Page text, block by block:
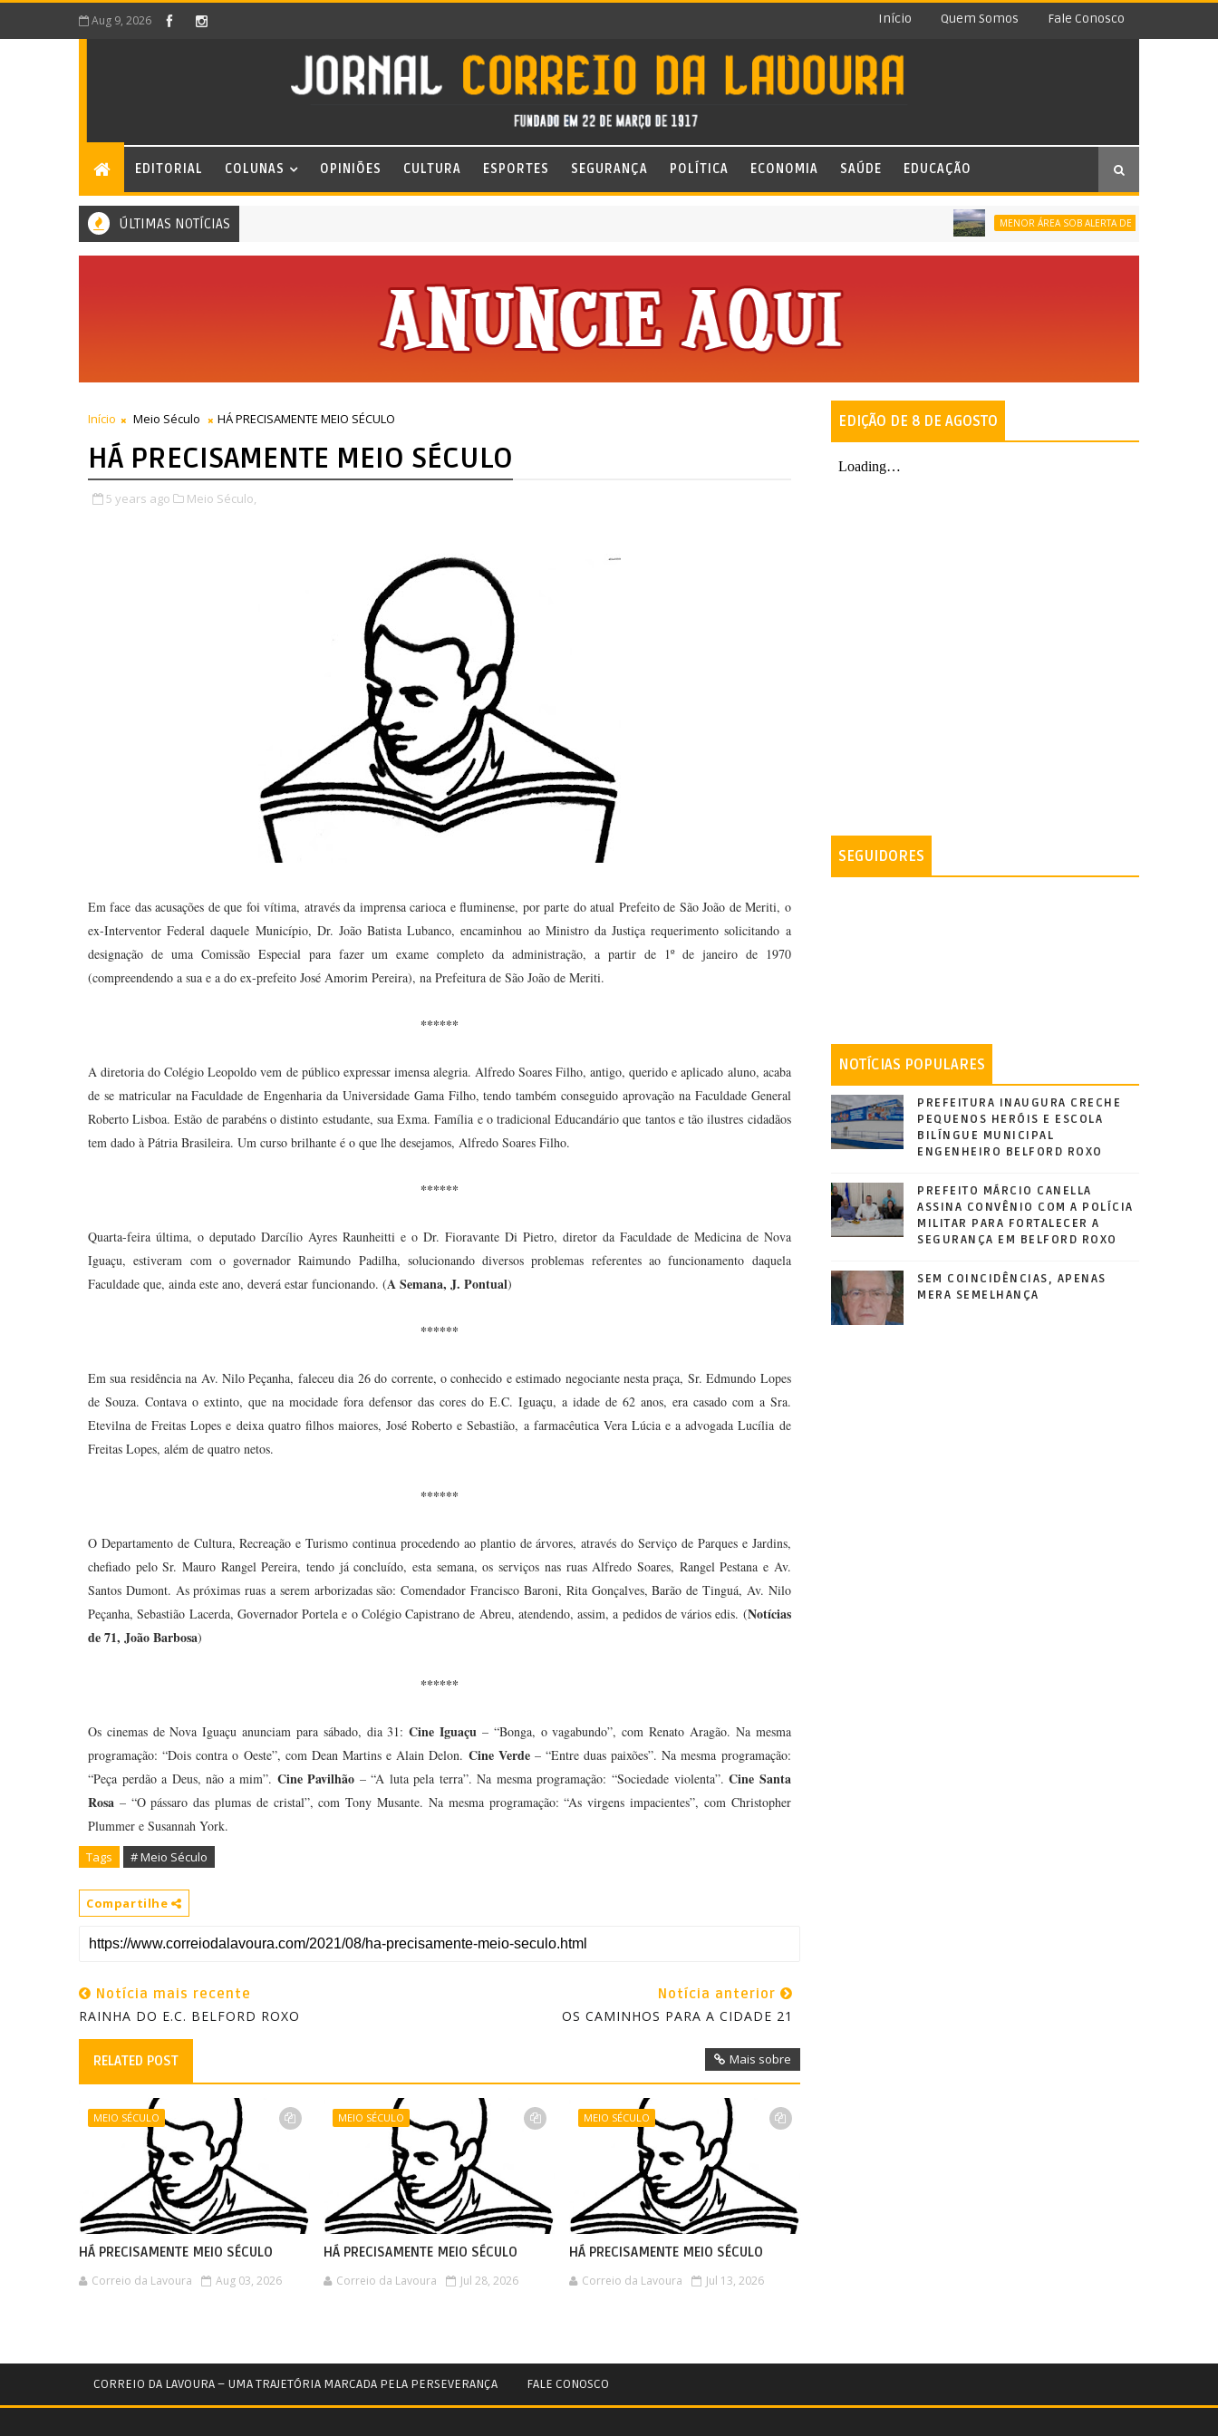
Aug 9, 2026 Início Quem Somos Fale Conosco
EDITORIAL COLUNAS OPINIÕES CULTURA ESPORTES SEGURANÇA POLÍTICA ECONOMIA SAÚDE EDUCAÇÃO
ÚLTIMAS NOTÍCIAS MENOR ÁREA SOB ALERTA DE DESMATAMENTO DA
Início Meio Século HÁ PRECISAMENTE MEIO SÉCULO
HÁ PRECISAMENTE MEIO SÉCULO
5 years ago Meio Século,
Em face das acusações de que foi vítima, através da imprensa carioca e fluminense, por parte do atual Prefeito de São João de Meriti, o
ex-Interventor Federal daquele Município, Dr. João Batista Lubanco, encaminhou ao Ministro da Justiça requerimento solicitando a
designação de uma Comissão Especial para fazer um exame completo da administração, a partir de 1º de janeiro de 1970
(compreendendo a sua e a do ex-prefeito José Amorim Pereira), na Prefeitura de São João de Meriti.
******
A diretoria do Colégio Leopoldo vem de público expressar imensa alegria. Alfredo Soares Filho, antigo, querido e aplicado aluno, acaba
de se matricular na Faculdade de Engenharia da Universidade Gama Filho, tendo também conseguido aprovação na Faculdade General
Roberto Lisboa. Estão de parabéns o distinto estudante, sua Exma. Família e o tradicional Educandário que tantos e tão ilustres cidadãos
tem dado à Pátria Brasileira. Um curso brilhante é o que lhe desejamos, Alfredo Soares Filho.
******
Quarta-feira última, o deputado Darcílio Ayres Raunheitti e o Dr. Fioravante Di Pietro, diretor da Faculdade de Medicina de Nova
Iguaçu, estiveram com o governador Raimundo Padilha, solucionando diversos problemas referentes ao funcionamento daquela
Faculdade que, ainda este ano, deverá estar funcionando. (A Semana, J. Pontual)
******
Em sua residência na Av. Nilo Peçanha, faleceu dia 26 do corrente, o conhecido e estimado negociante nesta praça, Sr. Edmundo Lopes
de Souza. Contava o extinto, que na mocidade fora defensor das cores do E.C. Iguaçu, a idade de 62 anos, era casado com a Sra.
Etevilna de Freitas Lopes e deixa quatro filhos maiores, José Roberto e Sebastião, a farmacêutica Vera Lúcia e a advogada Lucília de
Freitas Lopes, além de quatro netos.
******
O Departamento de Cultura, Recreação e Turismo continua procedendo ao plantio de árvores, através do Serviço de Parques e Jardins,
chefiado pelo Sr. Mauro Rangel Pereira, tendo já concluído, esta semana, os serviços nas ruas Alfredo Soares, Rangel Pestana e Av.
Santos Dumont. As próximas ruas a serem arborizadas são: Comendador Francisco Baroni, Rita Gonçalves, Barão de Tinguá, Av. Nilo
Peçanha, Sebastião Lacerda, Governador Portela e o Colégio Capistrano de Abreu, atendendo, assim, a pedidos de vários edis. (Notícias
de 71, João Barbosa)
******
Os cinemas de Nova Iguaçu anunciam para sábado, dia 31:Cine Iguaçu – “Bonga, o vagabundo”, com Renato Aragão. Na mesma
programação: “Dois contra o Oeste”, com Dean Martins e Alain Delon. Cine Verde– “Entre duas paixões”. Na mesma programação:
“Peça perdão a Deus, não a mim”. Cine Pavilhão – “A luta pela terra”. Na mesma programação: “Sociedade violenta”.Cine Santa
Rosa – “O pássaro das plumas de cristal”, com Tony Musante. Na mesma programação: “As virgens impacientes”, com Christopher
Plummer e Susannah York.
Tags # Meio Século
Compartilhe
Notícia mais recente
RAINHA DO E.C. BELFORD ROXO
Notícia anterior
OS CAMINHOS PARA A CIDADE 21
RELATED POST Mais sobre
MEIO SÉCULO
HÁ PRECISAMENTE MEIO SÉCULO
Correio da Lavoura Aug 03, 2026
MEIO SÉCULO
HÁ PRECISAMENTE MEIO SÉCULO
Correio da Lavoura Jul 28, 2026
MEIO SÉCULO
HÁ PRECISAMENTE MEIO SÉCULO
Correio da Lavoura Jul 13, 2026
EDIÇÃO DE 8 DE AGOSTO
SEGUIDORES
NOTÍCIAS POPULARES
PREFEITURA INAUGURA CRECHE
PEQUENOS HERÓIS E ESCOLA
BILÍNGUE MUNICIPAL
ENGENHEIRO BELFORD ROXO
PREFEITO MÁRCIO CANELLA
ASSINA CONVÊNIO COM A POLÍCIA
MILITAR PARA FORTALECER A
SEGURANÇA EM BELFORD ROXO
SEM COINCIDÊNCIAS, APENAS
MERA SEMELHANÇA
CORREIO DA LAVOURA – UMA TRAJETÓRIA MARCADA PELA PERSEVERANÇA FALE CONOSCO